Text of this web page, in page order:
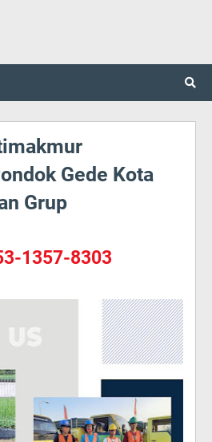
Gede Kota
Grup
1357-8303